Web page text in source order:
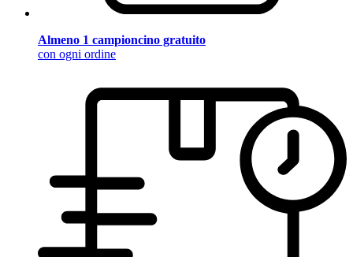
Almeno 1 campioncino gratuito
con ogni ordine